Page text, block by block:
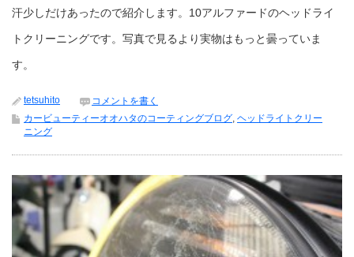
汗少しだけあったので紹介します。10アルファードのヘッドライ
トクリーニングです。写真で見るより実物はもっと曇っていま
す。
tetsuhito
コメントを書く
カービューティーオオハタのコーティングブログ, ヘッドライトクリー
ニング